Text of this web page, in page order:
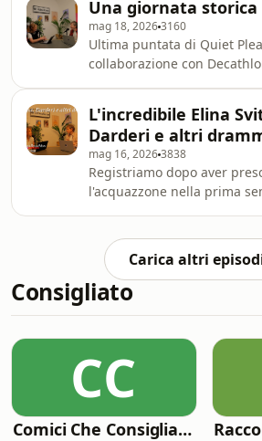
megaphone.fm/adchoices
Una giornata storica
mag 18, 20263160
Ultima puntata di Quiet
collaborazione con
parliamo dell'impresa di
Svitolina. Learn more about
choices. Visit
megaphone.fm/adchoices
L'incredibile Elina
Darderi e altri
mag 16, 20263838
Registriamo dopo aver
l'acquazzone nella prima
Visit megaphone.fm/
Carica altri
Consigliato
CC
Comici Che Consigliano Cose